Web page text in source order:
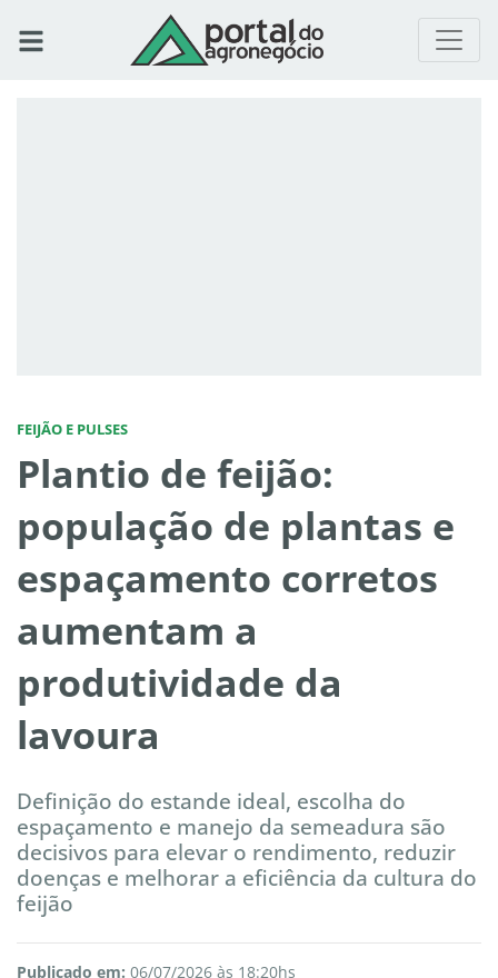
FEIJÃO E PULSES
Plantio de feijão:
população de plantas e
espaçamento corretos
aumentam a
produtividade da
lavoura
Definição do estande ideal, escolha do
espaçamento e manejo da semeadura são
decisivos para elevar o rendimento, reduzir
doenças e melhorar a eficiência da cultura do
feijão
Publicado em: 06/07/2026 às 18:20hs